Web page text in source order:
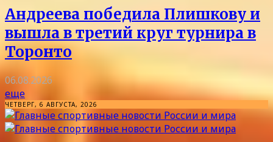
Андреева победила Плишкову и
вышла в третий круг турнира в
Торонто
06.08.2026
еще
ЧЕТВЕРГ, 6 АВГУСТА, 2026